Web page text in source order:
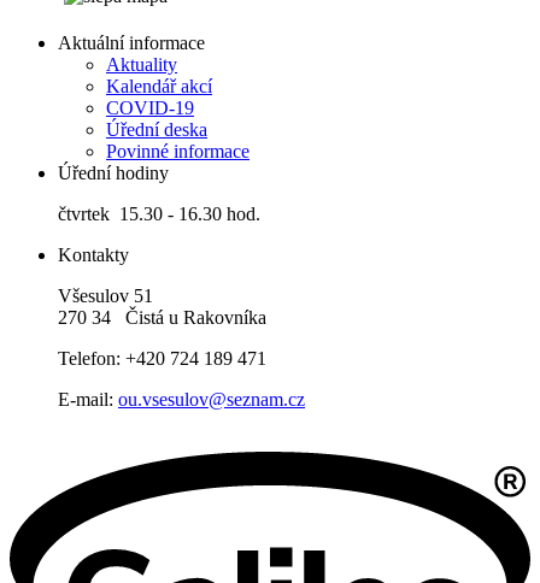
Aktuální informace
Aktuality
Kalendář akcí
COVID-19
Úřední deska
Povinné informace
Úřední hodiny
čtvrtek 15.30 - 16.30 hod.
Kontakty
Všesulov 51
270 34 Čistá u Rakovníka
Telefon: +420 724 189 471
E-mail: ou.vsesulov@seznam.cz